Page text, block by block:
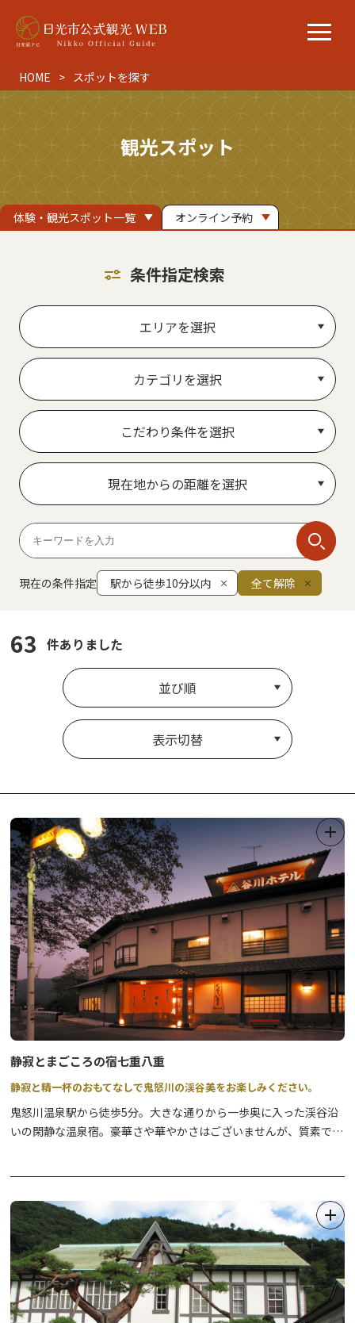
HOME スポットを探す
観光スポット
体験・観光スポット一覧 オンライン予約
条件指定検索
エリアを選択
カテゴリを選択
こだわり条件を選択
現在地からの距離を選択
現在の条件指定 駅から徒歩10分以内 全て解除
63 件ありました
並び順
表示切替
静寂とまごころの宿七重八重
静寂と精一杯のおもてなしで鬼怒川の渓谷美をお楽しみください。
鬼怒川温泉駅から徒歩5分。大きな通りから一歩奥に入った渓谷沿
いの閑静な温泉宿。豪華さや華やかさはございませんが、質素で落
谷沿いの露天風呂では川風とせせらぎの中での湯浴みをご堪能下さ
い。